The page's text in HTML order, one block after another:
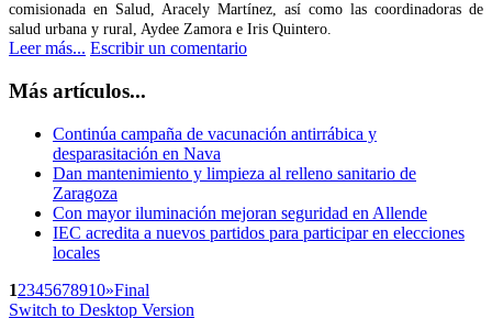
comisionada en Salud, Aracely Martínez, así como las coordinadoras de
salud urbana y rural, Aydee Zamora e Iris Quintero.
Leer más... Escribir un comentario
Más artículos...
Continúa campaña de vacunación antirrábica y
desparasitación en Nava
Dan mantenimiento y limpieza al relleno sanitario de
Zaragoza
Con mayor iluminación mejoran seguridad en Allende
IEC acredita a nuevos partidos para participar en elecciones
locales
12345678910»Final
Switch to Desktop Version